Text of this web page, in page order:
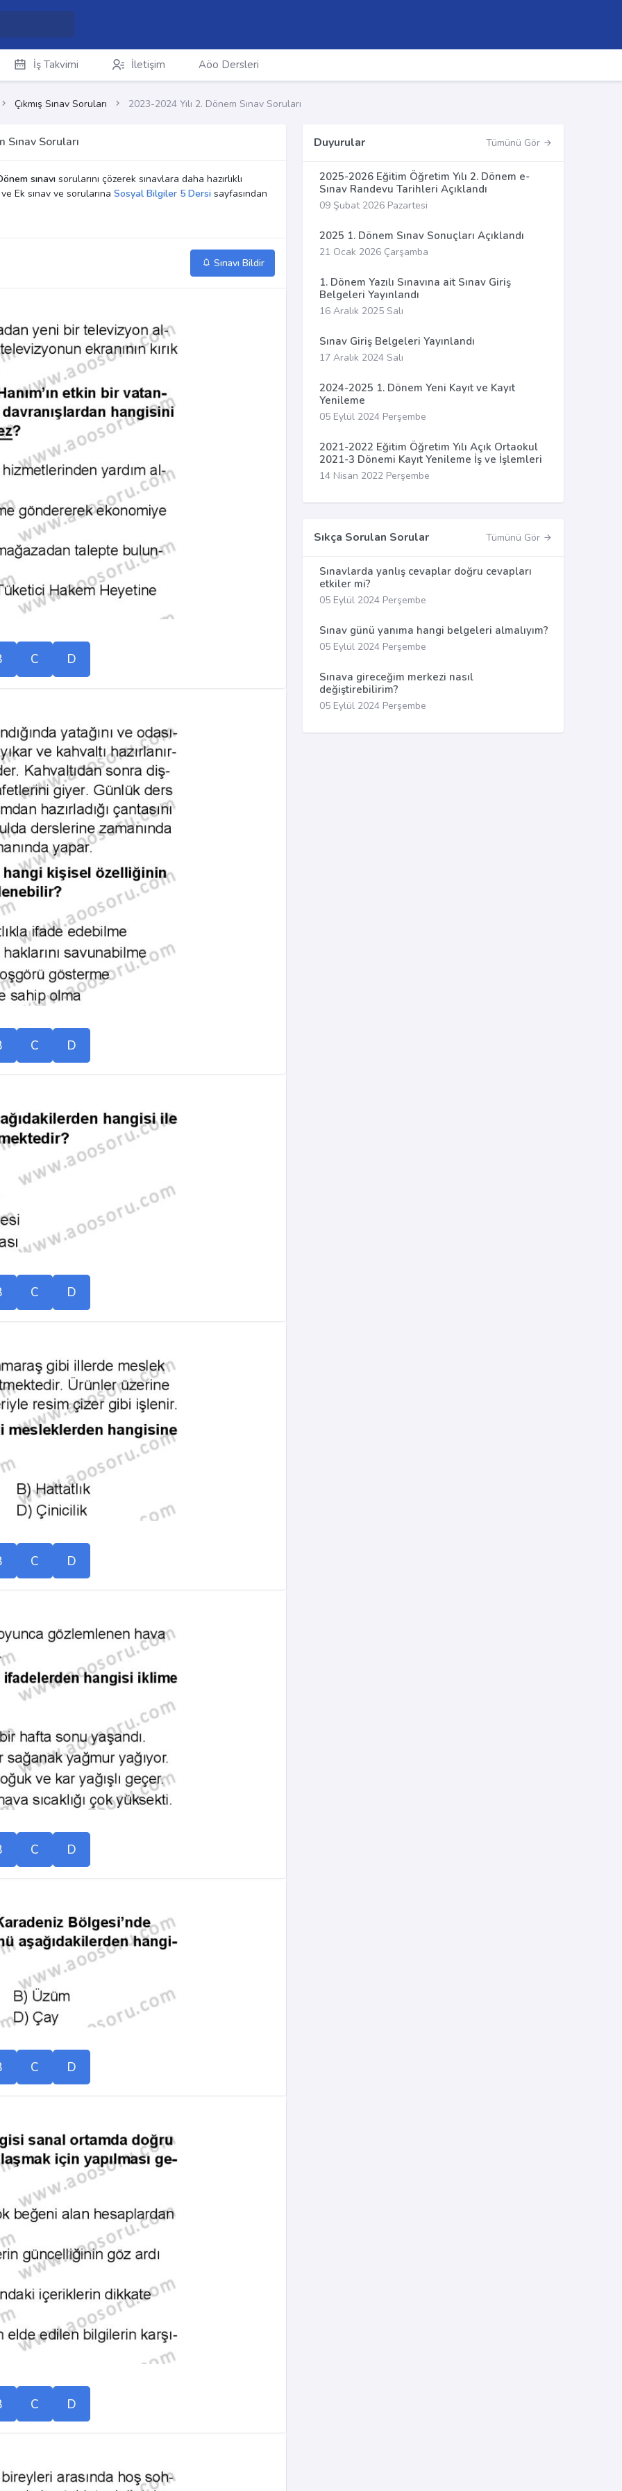
İş Takvimi İletişim Aöo Dersleri
Çıkmış Sınav Soruları 2023-2024 Yılı 2. Dönem Sınav Soruları
Soruları
sınavı sorularını çözerek sınavlara daha hazırlıklı
Ek sınav ve sorularına Sosyal Bilgiler 5 Dersi sayfasından
Sınavı Bildir
C D
C D
C D
C D
C D
C D
C D
Duyurular Tümünü Gör
2025-2026 Eğitim Öğretim Yılı 2. Dönem e-
Sınav Randevu Tarihleri Açıklandı
09 Şubat 2026 Pazartesi
2025 1. Dönem Sınav Sonuçları Açıklandı
21 Ocak 2026 Çarşamba
1. Dönem Yazılı Sınavına ait Sınav Giriş
Belgeleri Yayınlandı
16 Aralık 2025 Salı
Sınav Giriş Belgeleri Yayınlandı
17 Aralık 2024 Salı
2024-2025 1. Dönem Yeni Kayıt ve Kayıt
Yenileme
05 Eylül 2024 Perşembe
2021-2022 Eğitim Öğretim Yılı Açık Ortaokul
2021-3 Dönemi Kayıt Yenileme İş ve İşlemleri
14 Nisan 2022 Perşembe
Sıkça Sorulan Sorular Tümünü Gör
Sınavlarda yanlış cevaplar doğru cevapları
etkiler mi?
05 Eylül 2024 Perşembe
Sınav günü yanıma hangi belgeleri almalıyım?
05 Eylül 2024 Perşembe
Sınava gireceğim merkezi nasıl
değiştirebilirim?
05 Eylül 2024 Perşembe